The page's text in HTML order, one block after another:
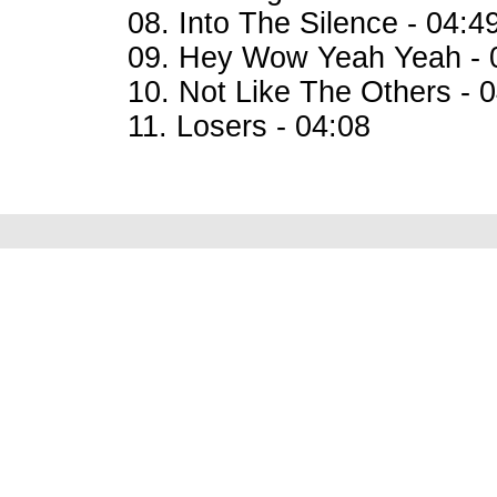
08. Into The Silence -
09. Hey Wow Yeah Yeah -
10. Not Like The Others -
11. Losers - 04:08